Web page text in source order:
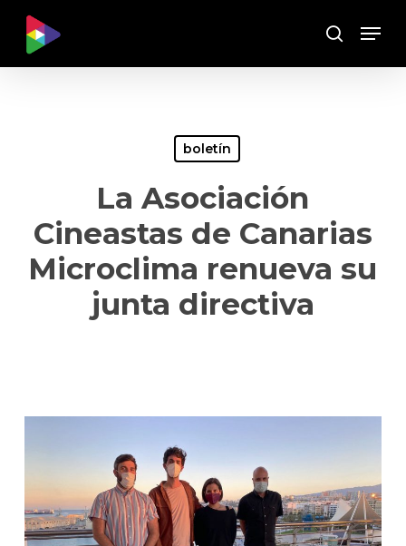
main
Buscar
Menu
boletín
La Asociación
Cineastas de Canarias
Microclima renueva su
junta directiva